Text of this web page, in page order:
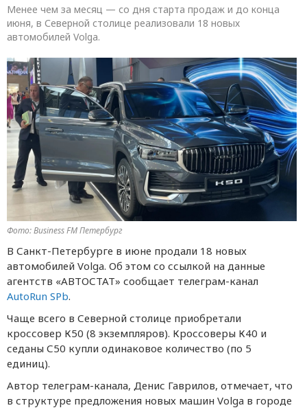
Менее чем за месяц — со дня старта продаж и до конца
июня, в Северной столице реализовали 18 новых
автомобилей Volga.
Фото: Business FM Петербург
В Санкт-Петербурге в июне продали 18 новых
автомобилей Volga. Об этом со ссылкой на данные
агентств «АВТОСТАТ» сообщает телеграм-канал
AutoRun SPb.
Чаще всего в Северной столице приобретали
кроссовер К50 (8 экземпляров). Кроссоверы К40 и
седаны С50 купли одинаковое количество (по 5
единиц).
Автор телеграм-канала, Денис Гаврилов, отмечает, что
в структуре предложения новых машин Volga в городе